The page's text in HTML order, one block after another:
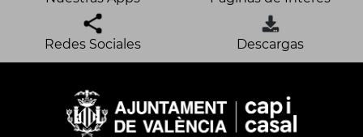
Redes Sociales Descargas